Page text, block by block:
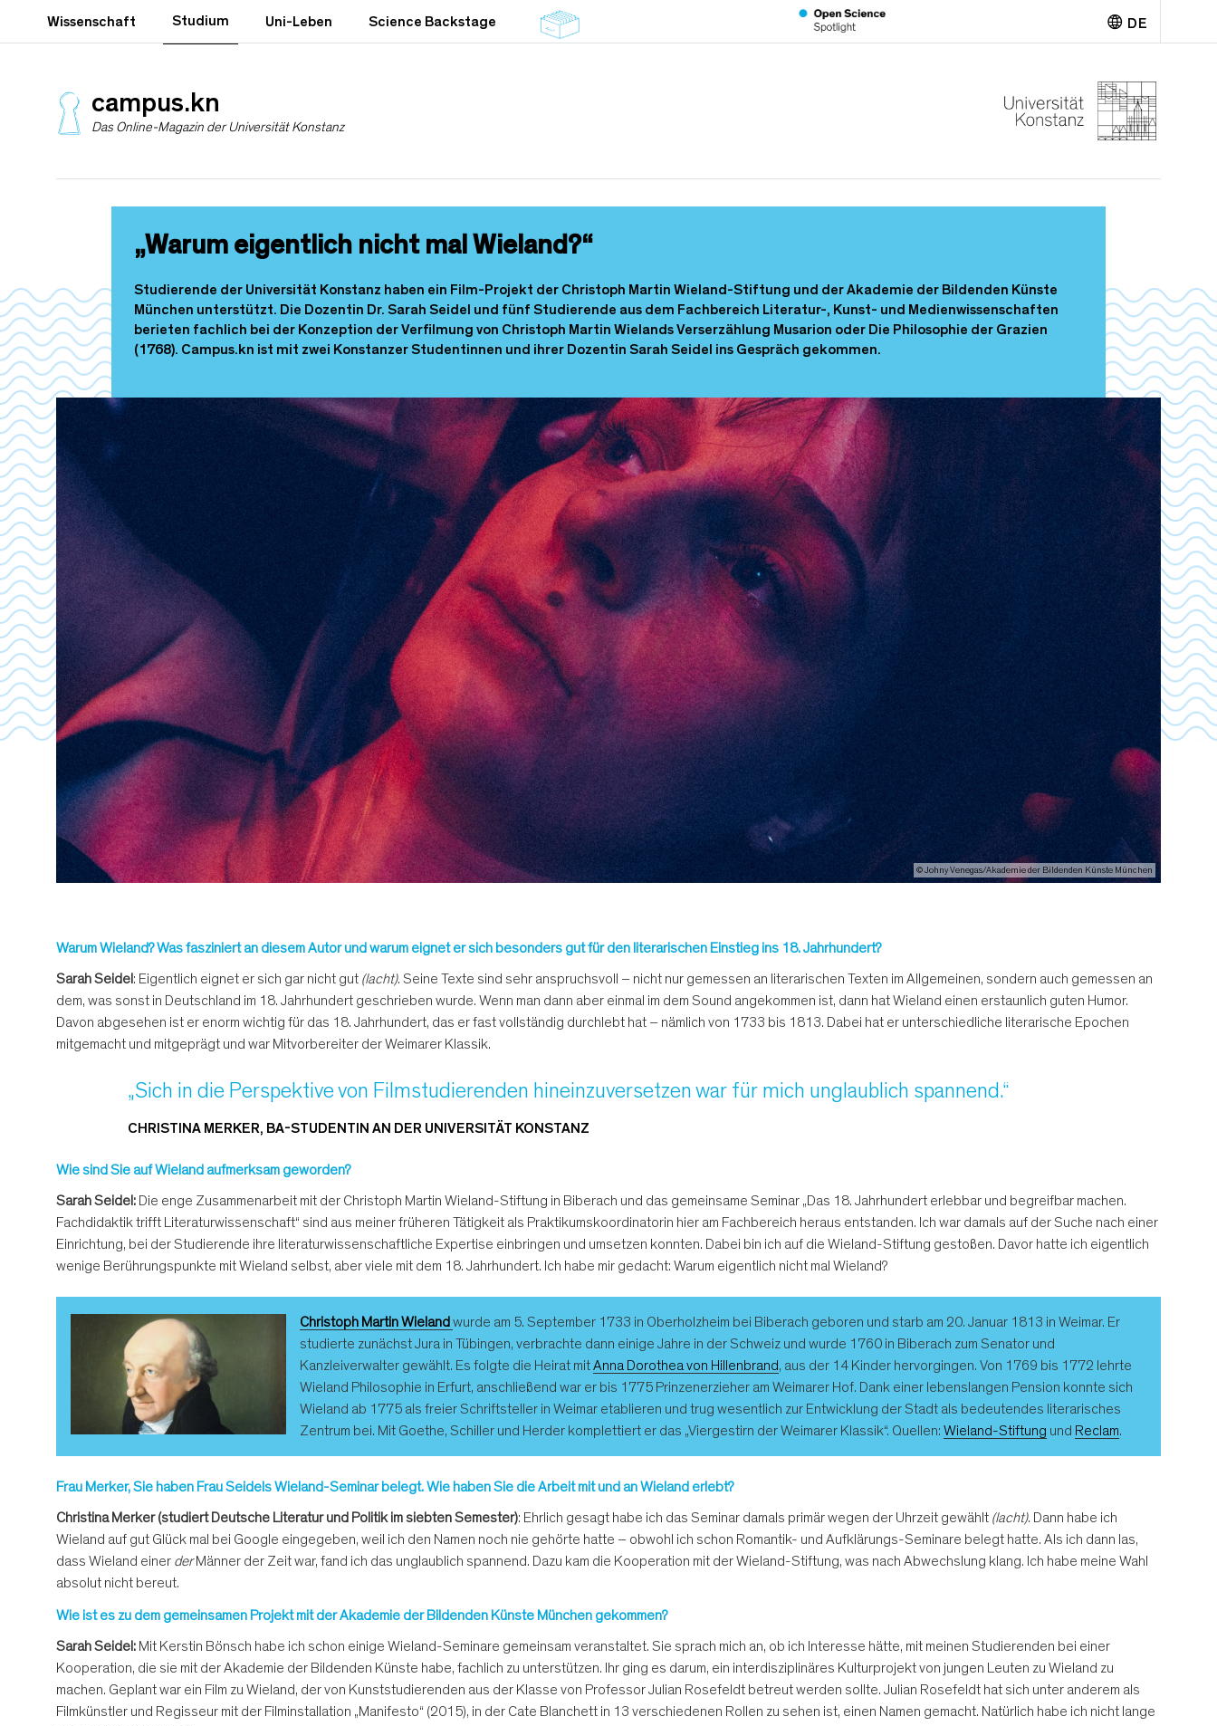
Wissenschaft Studium Uni-Leben Science Backstage DE
campus.kn
Das Online-Magazin der Universität Konstanz
„Warum eigentlich nicht mal Wieland?“
Studierende der Universität Konstanz haben ein Film-Projekt der Christoph Martin Wieland-Stiftung und der Akademie der Bildenden Künste
München unterstützt. Die Dozentin Dr. Sarah Seidel und fünf Studierende aus dem Fachbereich Literatur-, Kunst- und Medienwissenschaften
berieten fachlich bei der Konzeption der Verfilmung von Christoph Martin Wielands Verserzählung Musarion oder Die Philosophie der Grazien
(1768). Campus.kn ist mit zwei Konstanzer Studentinnen und ihrer Dozentin Sarah Seidel ins Gespräch gekommen.
© Johny Venegas/Akademie der Bildenden Künste München
Warum Wieland? Was fasziniert an diesem Autor und warum eignet er sich besonders gut für den literarischen Einstieg ins 18. Jahrhundert?
Sarah Seidel : Eigentlich eignet er sich gar nicht gut (lacht). Seine Texte sind sehr anspruchsvoll – nicht nur gemessen an literarischen Texten im Allgemeinen, sondern auch gemessen an
dem, was sonst in Deutschland im 18. Jahrhundert geschrieben wurde. Wenn man dann aber einmal im dem Sound angekommen ist, dann hat Wieland einen erstaunlich guten Humor.
Davon abgesehen ist er enorm wichtig für das 18. Jahrhundert, das er fast vollständig durchlebt hat – nämlich von 1733 bis 1813. Dabei hat er unterschiedliche literarische Epochen
mitgemacht und mitgeprägt und war Mitvorbereiter der Weimarer Klassik.
„Sich in die Perspektive von Filmstudierenden hineinzuversetzen war für mich unglaublich spannend.“
CHRISTINA MERKER, BA-STUDENTIN AN DER UNIVERSITÄT KONSTANZ
Wie sind Sie auf Wieland aufmerksam geworden?
Sarah Seidel: Die enge Zusammenarbeit mit der Christoph Martin Wieland-Stiftung in Biberach und das gemeinsame Seminar „Das 18. Jahrhundert erlebbar und begreifbar machen.
Fachdidaktik trifft Literaturwissenschaft“ sind aus meiner früheren Tätigkeit als Praktikumskoordinatorin hier am Fachbereich heraus entstanden. Ich war damals auf der Suche nach einer
Einrichtung, bei der Studierende ihre literaturwissenschaftliche Expertise einbringen und umsetzen konnten. Dabei bin ich auf die Wieland-Stiftung gestoßen. Davor hatte ich eigentlich
wenige Berührungspunkte mit Wieland selbst, aber viele mit dem 18. Jahrhundert. Ich habe mir gedacht: Warum eigentlich nicht mal Wieland?
Christoph Martin Wieland wurde am 5. September 1733 in Oberholzheim bei Biberach geboren und starb am 20. Januar 1813 in Weimar. Er
studierte zunächst Jura in Tübingen, verbrachte dann einige Jahre in der Schweiz und wurde 1760 in Biberach zum Senator und
Kanzleiverwalter gewählt. Es folgte die Heirat mitAnna Dorothea von Hillenbrand, aus der 14 Kinder hervorgingen. Von 1769 bis 1772 lehrte
Wieland Philosophie in Erfurt, anschließend war er bis 1775 Prinzenerzieher am Weimarer Hof. Dank einer lebenslangen Pension konnte sich
Wieland ab 1775 als freier Schriftsteller in Weimar etablieren und trug wesentlich zur Entwicklung der Stadt als bedeutendes literarisches
Zentrum bei. Mit Goethe, Schiller und Herder komplettiert er das „Viergestirn der Weimarer Klassik“. Quellen: Wieland-Stiftung und Reclam.
Frau Merker, Sie haben Frau Seidels Wieland-Seminar belegt. Wie haben Sie die Arbeit mit und an Wieland erlebt?
Christina Merker (studiert Deutsche Literatur und Politik im siebten Semester): Ehrlich gesagt habe ich das Seminar damals primär wegen der Uhrzeit gewählt (lacht). Dann habe ich
Wieland auf gut Glück mal bei Google eingegeben, weil ich den Namen noch nie gehörte hatte – obwohl ich schon Romantik- und Aufklärungs-Seminare belegt hatte. Als ich dann las,
dass Wieland einer derMänner der Zeit war, fand ich das unglaublich spannend. Dazu kam die Kooperation mit der Wieland-Stiftung, was nach Abwechslung klang. Ich habe meine Wahl
absolut nicht bereut.
Wie ist es zu dem gemeinsamen Projekt mit der Akademie der Bildenden Künste München gekommen?
Sarah Seidel: Mit Kerstin Bönsch habe ich schon einige Wieland-Seminare gemeinsam veranstaltet. Sie sprach mich an, ob ich Interesse hätte, mit meinen Studierenden bei einer
Kooperation, die sie mit der Akademie der Bildenden Künste habe, fachlich zu unterstützen. Ihr ging es darum, ein interdisziplinäres Kulturprojekt von jungen Leuten zu Wieland zu
machen. Geplant war ein Film zu Wieland, der von Kunststudierenden aus der Klasse von Professor Julian Rosefeldt betreut werden sollte. Julian Rosefeldt hat sich unter anderem als
Filmkünstler und Regisseur mit der Filminstallation „Manifesto“ (2015), in der Cate Blanchett in 13 verschiedenen Rollen zu sehen ist, einen Namen gemacht. Natürlich habe ich nicht lange